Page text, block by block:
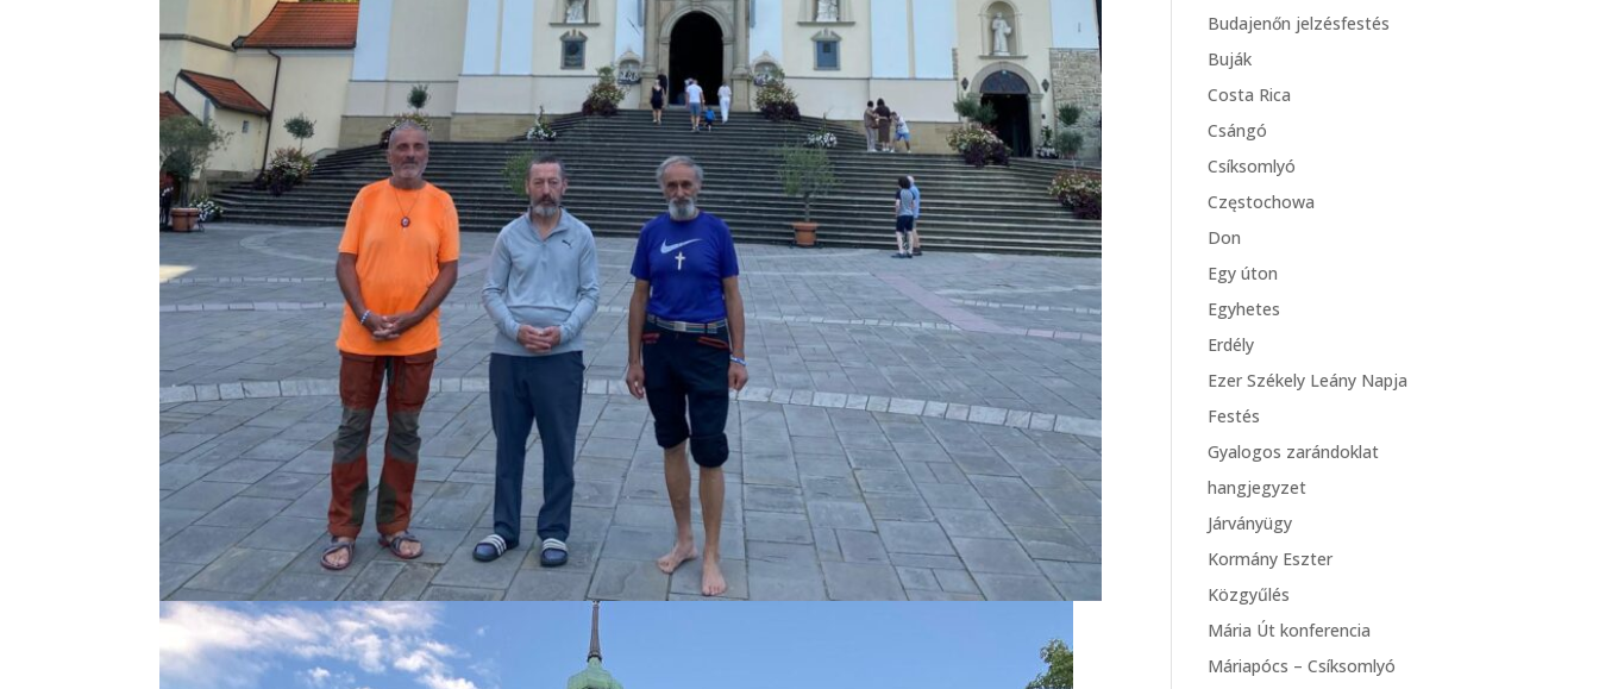
Budajenőn jelzésfestés
Buják
Costa Rica
Csángó
Csíksomlyó
Częstochowa
Don
Egy úton
Egyhetes
Erdély
Ezer Székely Leány Napja
Festés
Gyalogos zarándoklat
hangjegyzet
Járványügy
Kormány Eszter
Közgyűlés
Mária Út konferencia
Máriapócs – Csíksomlyó